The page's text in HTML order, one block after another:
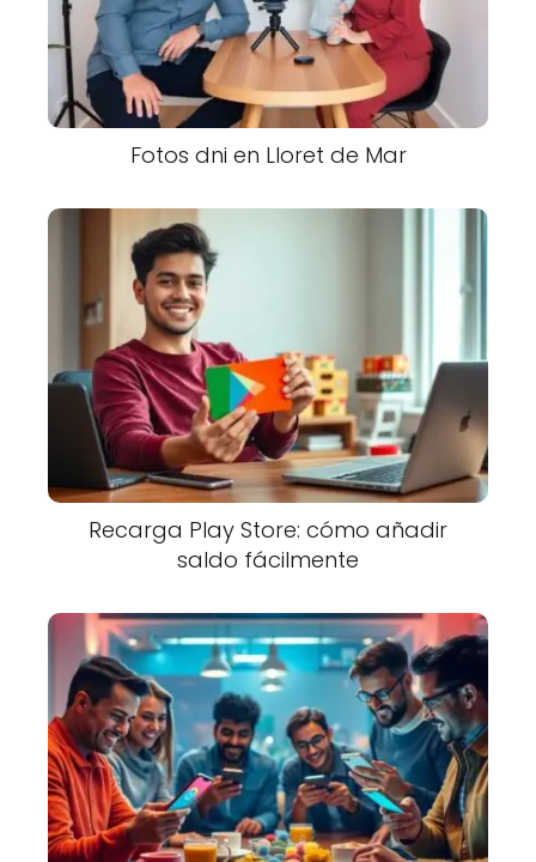
Fotos dni en Lloret de Mar
Recarga Play Store: cómo añadir
saldo fácilmente